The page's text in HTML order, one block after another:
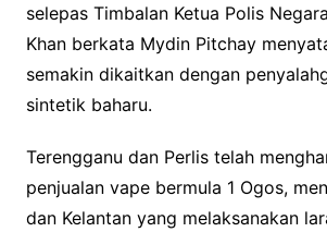
selepas Timbalan Ketua Polis
Khan berkata Mydin Pitchay
semakin dikaitkan dengan
sintetik baharu.
Terengganu dan Perlis telah
penjualan vape bermula 1 Ogos,
dan Kelantan yang melaksanakan